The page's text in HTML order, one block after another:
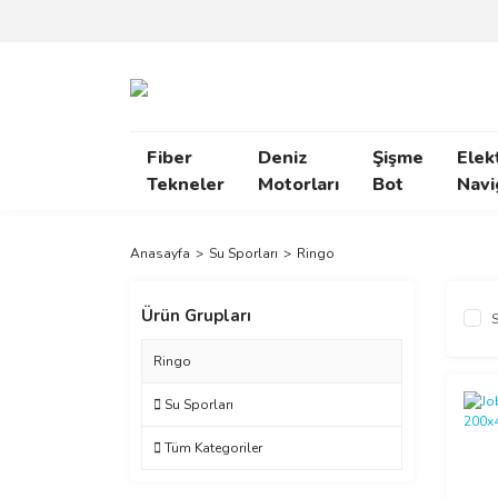
Fiber
Tekneler
Deniz
Motorları
Şişme
Bot
Anasayfa Su Sporları Ringo
Ürün Grupları
Ringo
Su Sporları
Tüm Kategoriler